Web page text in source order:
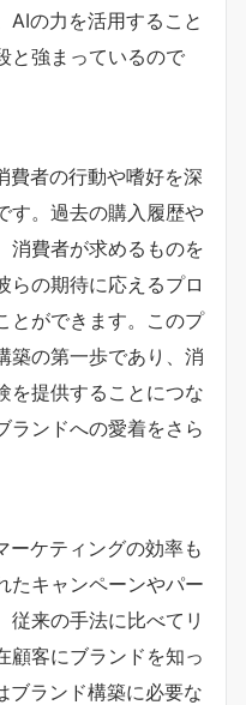
AIの力を活用すること
と強まっているので
費者の行動や嗜好を深
す。過去の購入履歴や
消費者が求めるものを
らの期待に応えるプロ
とができます。このプ
築の第一歩であり、消
を提供することにつな
ランドへの愛着をさら
ーケティングの効率も
たキャンペーンやパー
従来の手法に比べてリ
顧客にブランドを知っ
ブランド構築に必要な